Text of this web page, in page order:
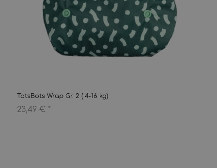
TotsBots Wrap Gr. 2 ( 4-16 kg)
23,49 € *